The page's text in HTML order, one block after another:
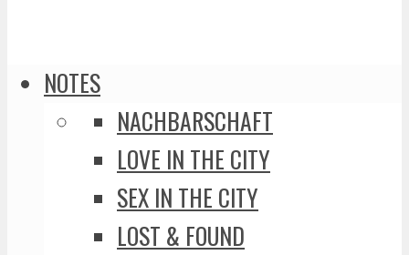
NOTES
NACHBARSCHAFT
LOVE IN THE CITY
SEX IN THE CITY
LOST & FOUND